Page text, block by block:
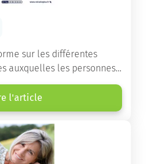
sur les différentes
auxquelles les personnes
un séjour en maison
à domicile.
l'article